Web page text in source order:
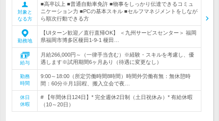
対象と
なる方
■高卒以上 ■普通自動車免許 ■物事をしっかり伝達できるコミュ
ニケーション力 ■PCの基本スキル ■セルフマネジメントをしなが
ら順次行動できる方
勤務地
【UIターン歓迎／直行直帰OK】 ＜九州サービスセンター＞ 福岡
県福岡市博多区榎田1-9-1 榎田…
給与
月給266,000円～（一律手当含む）※経験・スキルを考慮し、優
遇します※試用期間6ヶ月あり（待遇に変更なし）
勤務
時間
9:00～18:00（所定労働時間8時間）時間外労働有無：無休憩時
間：60分※月1回程、搬入立会で夜…
休日
休暇
# 【年間休日124日】* 完全週休2日制（土日祝休み）* 有給休暇
（10～20日）